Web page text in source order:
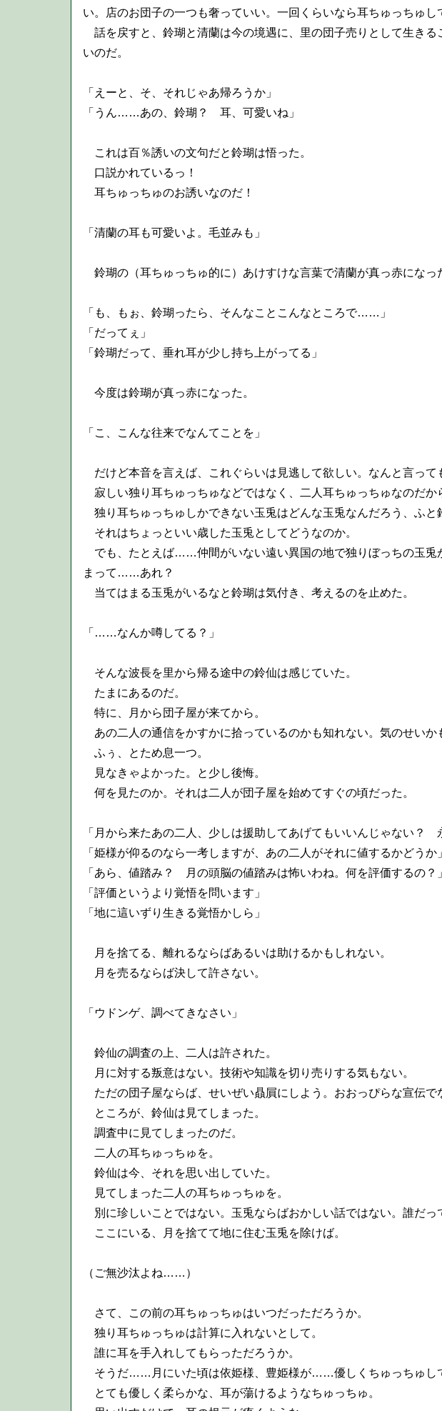
い。店のお団子の一つも奢っていい。一回くらいなら耳ちゅっちゅし
話を戻すと、鈴瑚と清蘭は今の境遇に、里の団子売りとして生き
いのだ。
「えーと、そ、それじゃあ帰ろうか」
「うん……あの、鈴瑚？ 耳、可愛いね」
これは百％誘いの文句だと鈴瑚は悟った。
口説かれているっ！
耳ちゅっちゅのお誘いなのだ！
「清蘭の耳も可愛いよ。毛並みも」
鈴瑚の（耳ちゅっちゅ的に）あけすけな言葉で清蘭が真っ赤になっ
「も、もぉ、鈴瑚ったら、そんなことこんなところで……」
「だってぇ」
「鈴瑚だって、垂れ耳が少し持ち上がってる」
今度は鈴瑚が真っ赤になった。
「こ、こんな往来でなんてことを」
だけど本音を言えば、これぐらいは見逃して欲しい。なんと言って
寂しい独り耳ちゅっちゅなどではなく、二人耳ちゅっちゅなのだか
独り耳ちゅっちゅしかできない玉兎はどんな玉兎なんだろう、ふと
それはちょっといい歳した玉兎としてどうなのか。
でも、たとえば……仲間がいない遠い異国の地で独りぼっちの玉兎
まって……あれ？
当てはまる玉兎がいるなと鈴瑚は気付き、考えるのを止めた。
「……なんか噂してる？」
そんな波長を里から帰る途中の鈴仙は感じていた。
たまにあるのだ。
特に、月から団子屋が来てから。
あの二人の通信をかすかに拾っているのかも知れない。気のせいか
ふぅ、とため息一つ。
見なきゃよかった。と少し後悔。
何を見たのか。それは二人が団子屋を始めてすぐの頃だった。
「月から来たあの二人、少しは援助してあげてもいいんじゃない？
「姫様が仰るのなら一考しますが、あの二人がそれに値するかどうか」
「あら、値踏み？ 月の頭脳の値踏みは怖いわね。何を評価するの？」
「評価というより覚悟を問います」
「地に這いずり生きる覚悟かしら」
月を捨てる、離れるならばあるいは助けるかもしれない。
月を売るならば決して許さない。
「ウドンゲ、調べてきなさい」
鈴仙の調査の上、二人は許された。
月に対する叛意はない。技術や知識を切り売りする気もない。
ただの団子屋ならば、せいぜい贔屓にしよう。おおっぴらな宣伝で
ところが、鈴仙は見てしまった。
調査中に見てしまったのだ。
二人の耳ちゅっちゅを。
鈴仙は今、それを思い出していた。
見てしまった二人の耳ちゅっちゅを。
別に珍しいことではない。玉兎ならばおかしい話ではない。誰だっ
ここにいる、月を捨てて地に住む玉兎を除けば。
（ご無沙汰よね……）
さて、この前の耳ちゅっちゅはいつだっただろうか。
独り耳ちゅっちゅは計算に入れないとして。
誰に耳を手入れしてもらっただろうか。
そうだ……月にいた頃は依姫様、豊姫様が……優しくちゅっちゅし
とても優しく柔らかな、耳が蕩けるようなちゅっちゅ。